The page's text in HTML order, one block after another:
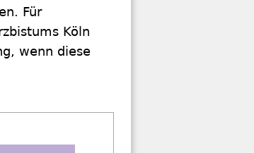
Für
Köln
wenn diese